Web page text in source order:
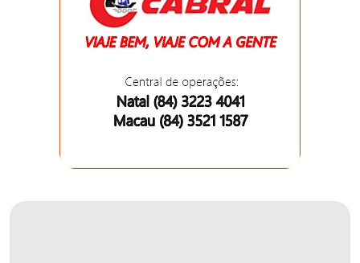
CORRIDA
CURSINHO
PREPARATÓRIO